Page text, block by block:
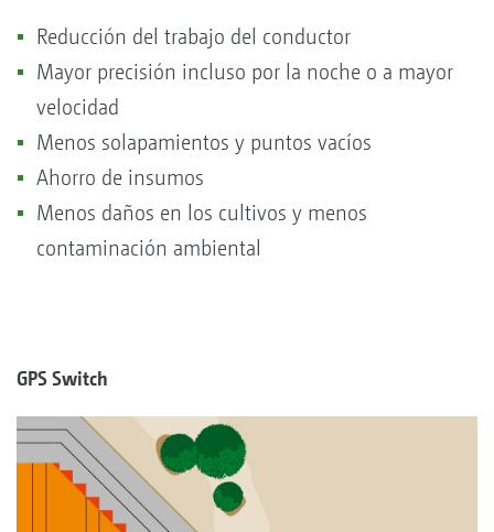
Reducción del trabajo del conductor
Mayor precisión incluso por la noche o a mayor
velocidad
Menos solapamientos y puntos vacíos
Ahorro de insumos
Menos daños en los cultivos y menos
contaminación ambiental
GPS Switch